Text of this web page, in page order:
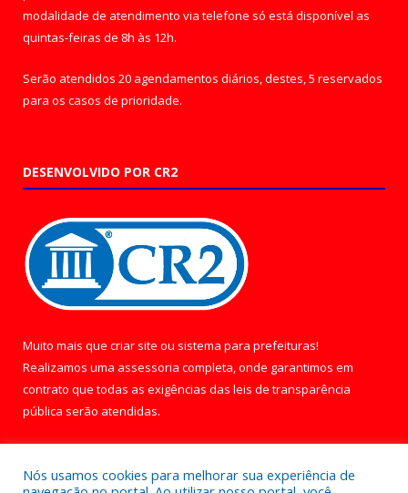
modalidade de atendimento via telefone só está disponível as
quintas-feiras de 8h às 12h.
Serão atendidos 20 agendamentos diários, destes, 5 reservados
para os casos de prioridade.
DESENVOLVIDO POR CR2
Muito mais que criar site ou sistema para prefeituras!
Realizamos uma assessoria completa, onde garantimos em
contrato que todas as exigências das leis de transparência
pública serão atendidas.
Nós usamos cookies para melhorar sua experiência de